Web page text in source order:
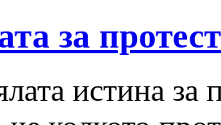
за
истина за